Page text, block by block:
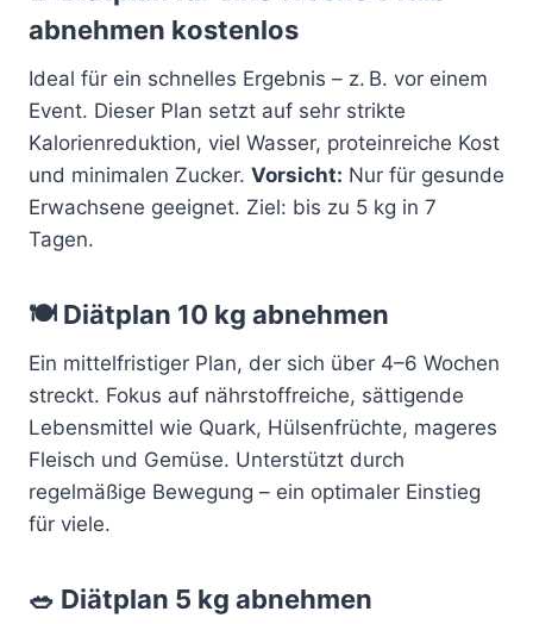
abnehmen kostenlos
Ideal für ein schnelles Ergebnis – z. B. vor einem
Event. Dieser Plan setzt auf sehr strikte
Kalorienreduktion, viel Wasser, proteinreiche Kost
und minimalen Zucker. Vorsicht: Nur für gesunde
Erwachsene geeignet. Ziel: bis zu 5 kg in 7
Tagen.
🍽️ Diätplan 10 kg abnehmen
Ein mittelfristiger Plan, der sich über 4–6 Wochen
streckt. Fokus auf nährstoffreiche, sättigende
Lebensmittel wie Quark, Hülsenfrüchte, mageres
Fleisch und Gemüse. Unterstützt durch
regelmäßige Bewegung – ein optimaler Einstieg
für viele.
🥗 Diätplan 5 kg abnehmen